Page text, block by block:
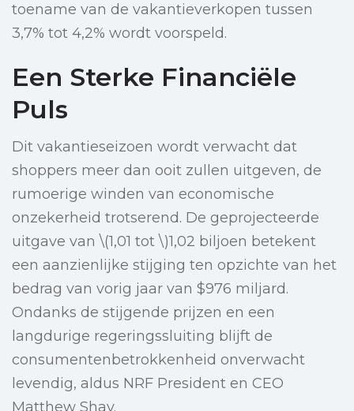
toename van de vakantieverkopen tussen
3,7% tot 4,2% wordt voorspeld.
Een Sterke Financiële
Puls
Dit vakantieseizoen wordt verwacht dat
shoppers meer dan ooit zullen uitgeven, de
rumoerige winden van economische
onzekerheid trotserend. De geprojecteerde
uitgave van \(1,01 tot \)1,02 biljoen betekent
een aanzienlijke stijging ten opzichte van het
bedrag van vorig jaar van $976 miljard.
Ondanks de stijgende prijzen en een
langdurige regeringssluiting blijft de
consumentenbetrokkenheid onverwacht
levendig, aldus NRF President en CEO
Matthew Shay.